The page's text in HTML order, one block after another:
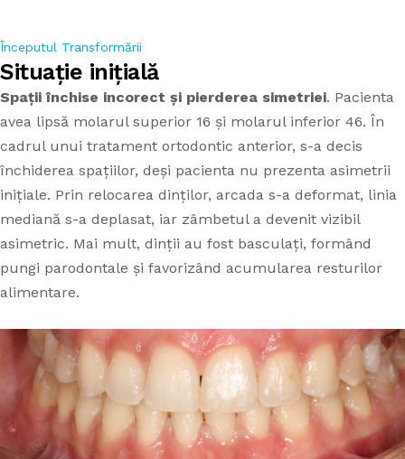
PROTETICĂ DENTARĂ
STOMATOLOGIE GENERALĂ
PARODONTOLOGIE
APARAT DENTAR TIMIȘOARA
CAZURI
TARIFE
CONTACT
Începutul Transformării
Situație inițială
Spații închise incorect și pierderea simetriei. Pacienta
avea lipsă molarul superior 16 și molarul inferior 46. În
cadrul unui tratament ortodontic anterior, s-a decis
închiderea spațiilor, deși pacienta nu prezenta asimetrii
inițiale. Prin relocarea dinților, arcada s-a deformat, linia
mediană s-a deplasat, iar zâmbetul a devenit vizibil
asimetric. Mai mult, dinții au fost basculați, formând
pungi parodontale și favorizând acumularea resturilor
alimentare.